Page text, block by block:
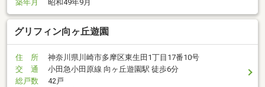
築年月
昭和49年9月
グリフィン向ヶ丘遊園
住 所
神奈川県川崎市多摩区東生田1丁目17番10号
交 通
小田急小田原線 向ヶ丘遊園駅 徒歩6分
総戸数
42戸